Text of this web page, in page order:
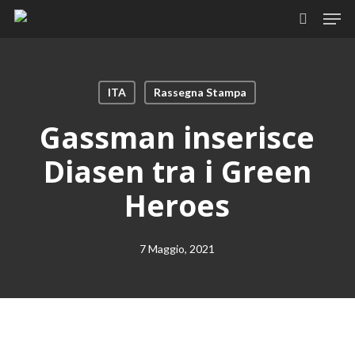
Skip
ITA Rassegna Stampa
Gassman inserisce
Diasen tra i Green
Heroes
7 Maggio, 2021